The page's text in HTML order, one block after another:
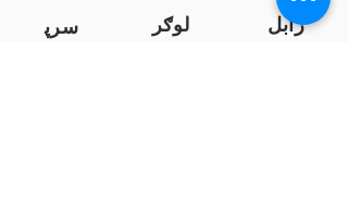
سرپ
لوګر زابل